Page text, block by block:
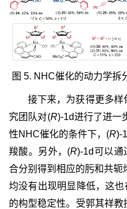
图 5. NHC催化的动力学拆
接下来，为获得更多
究团队对(R)-1d进行了进一
性NHC催化的条件下，(R)-
羧酸。另外，(R)-1d可以通
合分别得到相应的肟和共轭
均没有出现明显降低，这
的构型稳定性。受郭其祥